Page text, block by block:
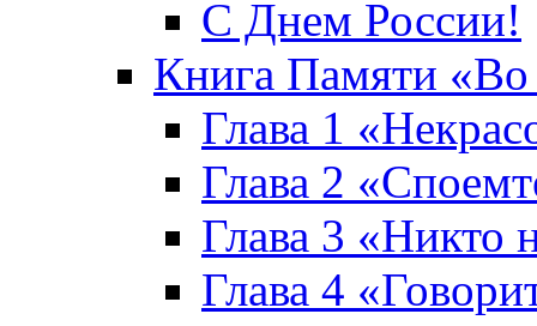
С Днем России!
Книга Памяти
Глава 1
Глава 2
Глава 3 «Никто
Глава 4